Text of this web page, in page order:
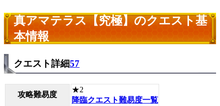
真アマテラス【究極】のクエスト基
本情報
クエスト詳細57
攻略難易度
★2
降臨クエスト難易度一覧